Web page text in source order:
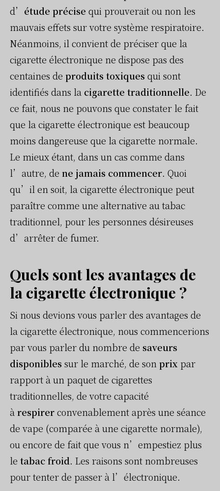
d’ étude précise qui prouverait ou non les
mauvais effets sur votre système respiratoire.
Néanmoins, il convient de préciser que la
cigarette électronique ne dispose pas des
centaines de produits toxiques qui sont
identifiés dans la cigarette traditionnelle. De
ce fait, nous ne pouvons que constater le fait
que la cigarette électronique est beaucoup
moins dangereuse que la cigarette normale.
Le mieux étant, dans un cas comme dans
l’autre, de ne jamais commencer. Quoi
qu’il en soit, la cigarette électronique peut
paraître comme une alternative au tabac
traditionnel, pour les personnes désireuses
d’arrêter de fumer.
Quels sont les avantages de
la cigarette électronique ?
Si nous devions vous parler des avantages de
la cigarette électronique, nous commencerions
par vous parler du nombre de saveurs
disponibles sur le marché, de son prix par
rapport à un paquet de cigarettes
traditionnelles, de votre capacité
à respirerconvenablement après une séance
de vape (comparée à une cigarette normale),
ou encore de fait que vous n’empestiez plus
le tabac froid. Les raisons sont nombreuses
pour tenter de passer à l’électronique.